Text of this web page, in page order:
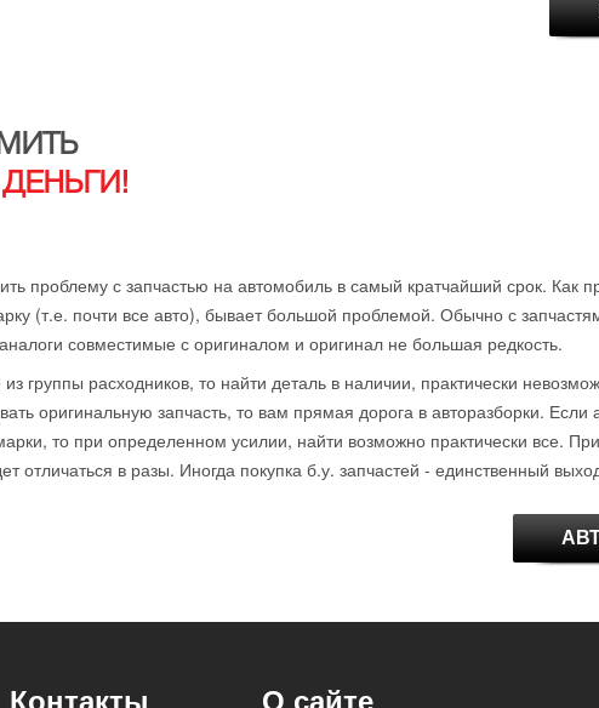
проблему с запчастью на автомобиль в самый кратчайший срок. Как
(т.е. почти все авто), бывает большой проблемой. Обычно с
совместимые с оригиналом и оригинал не большая редкость.
группы расходников, то найти деталь в наличии, практически
оригинальную запчасть, то вам прямая дорога в авторазборки. Если
то при определенном усилии, найти возможно практически все.
отличаться в разы. Иногда покупка б.у. запчастей - единственный
Контакты О сайте